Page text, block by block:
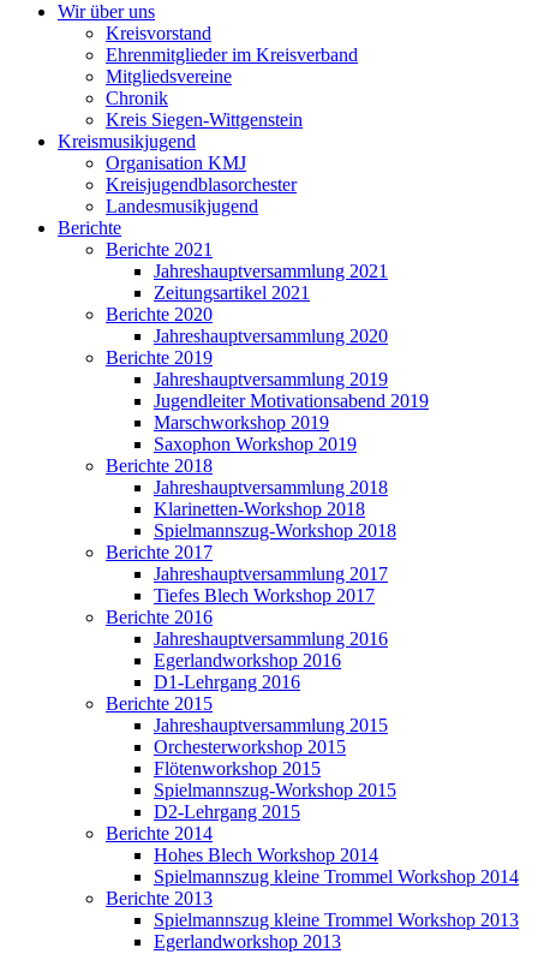
Wir über uns
Kreisvorstand
Ehrenmitglieder im Kreisverband
Mitgliedsvereine
Chronik
Kreis Siegen-Wittgenstein
Kreismusikjugend
Organisation KMJ
Kreisjugendblasorchester
Landesmusikjugend
Berichte
Berichte 2021
Jahreshauptversammlung 2021
Zeitungsartikel 2021
Berichte 2020
Jahreshauptversammlung 2020
Berichte 2019
Jahreshauptversammlung 2019
Jugendleiter Motivationsabend 2019
Marschworkshop 2019
Saxophon Workshop 2019
Berichte 2018
Jahreshauptversammlung 2018
Klarinetten-Workshop 2018
Spielmannszug-Workshop 2018
Berichte 2017
Jahreshauptversammlung 2017
Tiefes Blech Workshop 2017
Berichte 2016
Jahreshauptversammlung 2016
Egerlandworkshop 2016
D1-Lehrgang 2016
Berichte 2015
Jahreshauptversammlung 2015
Orchesterworkshop 2015
Flötenworkshop 2015
Spielmannszug-Workshop 2015
D2-Lehrgang 2015
Berichte 2014
Hohes Blech Workshop 2014
Spielmannszug kleine Trommel Workshop 2014
Berichte 2013
Spielmannszug kleine Trommel Workshop 2013
Egerlandworkshop 2013